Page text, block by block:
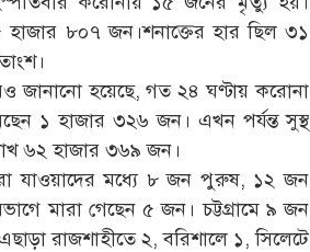
হাজার ৮০৭ জন।শনাক্তের হার ছিল ৩১
জানানো হয়েছে, গত ২৪ ঘণ্টায় করোনা
১ হাজার ৩২৬ জন। এখন পর্যন্ত সুস্থ
৬২ হাজার ৩৬৯ জন।
যাওয়াদের মধ্যে ৮ জন পুরুষ, ১২ জন
মারা গেছেন ৫ জন। চট্টগ্রামে ৯ জন
রাজশাহীতে ২, বরিশালে ১, সিলেটে